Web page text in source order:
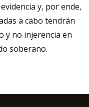
y, por ende,
a cabo tendrán
y no injerencia en
soberano.